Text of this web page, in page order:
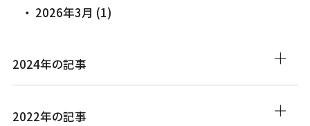
2026年3月 (1)
2024年の記事
2022年の記事